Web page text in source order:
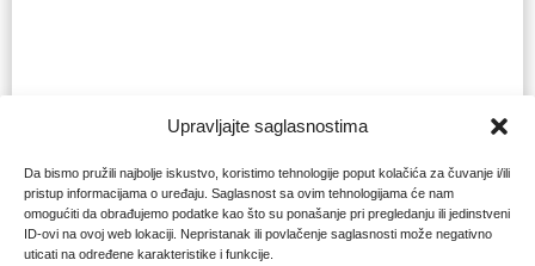
Upravljajte saglasnostima
Da bismo pružili najbolje iskustvo, koristimo tehnologije poput kolačića za čuvanje i/ili
pristup informacijama o uređaju. Saglasnost sa ovim tehnologijama će nam
omogućiti da obrađujemo podatke kao što su ponašanje pri pregledanju ili jedinstveni
ID-ovi na ovoj web lokaciji. Nepristanak ili povlačenje saglasnosti može negativno
uticati na određene karakteristike i funkcije.